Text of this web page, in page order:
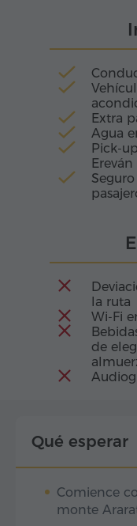
de la voz
espirituales y
con una
oyentes en la
medieval.
Extra
Agua
Pick-
Ereván
la ruta
Wi-Fi
de
Qué esperar
Comience
monte